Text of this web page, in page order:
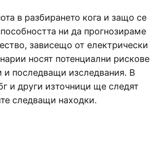
в разбирането кога и защо се
ни да прогнозираме
зависещо от електрически
носят потенциални рискове
и последващи изследвания. В
и други източници ще следят
следващи находки.